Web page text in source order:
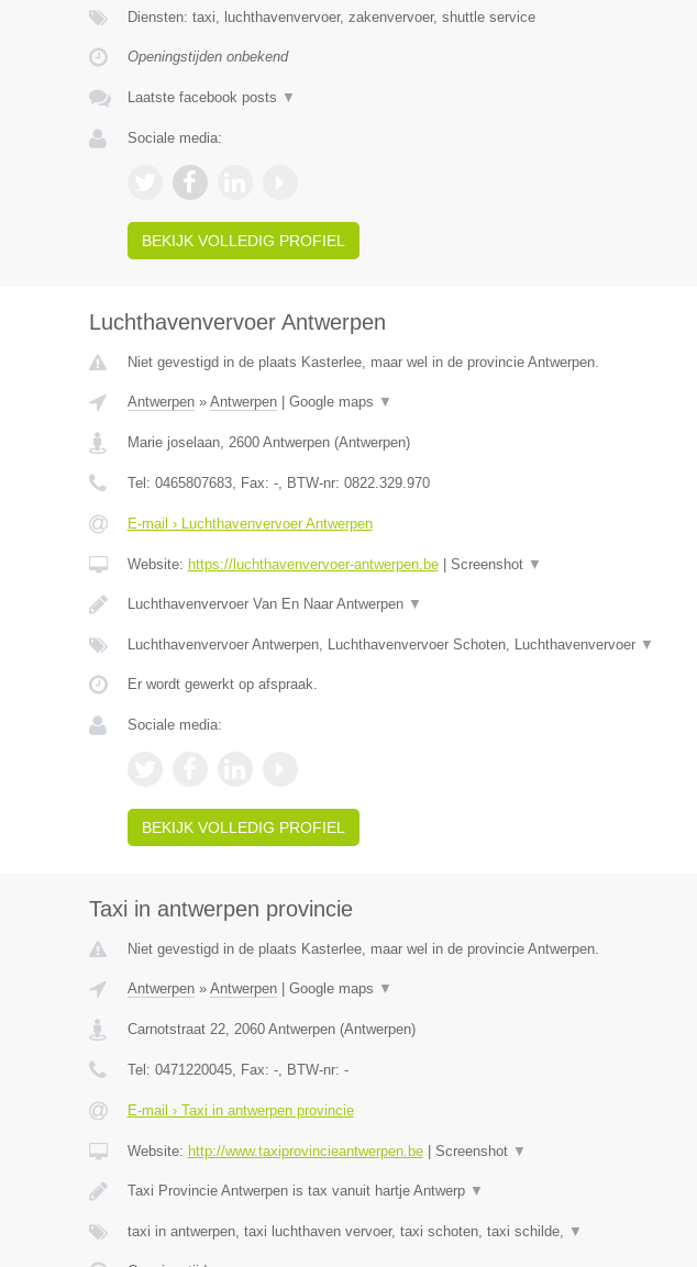
Diensten: taxi, luchthavenvervoer, zakenvervoer, shuttle service
Openingstijden onbekend
Laatste facebook posts ▼
Sociale media:
BEKIJK VOLLEDIG PROFIEL
Luchthavenvervoer Antwerpen
Niet gevestigd in de plaats Kasterlee, maar wel in de provincie Antwerpen.
Antwerpen» Antwerpen| Google maps ▼
Marie joselaan, 2600 Antwerpen(Antwerpen)
Tel: 0465807683, Fax: -, BTW-nr: 0822.329.970
E-mail › Luchthavenvervoer Antwerpen
Website: https://luchthavenvervoer-antwerpen.be| Screenshot ▼
Luchthavenvervoer Van En Naar Antwerpen ▼
Luchthavenvervoer Antwerpen, Luchthavenvervoer Schoten, Luchthavenvervoer ▼
Er wordt gewerkt op afspraak.
Sociale media:
BEKIJK VOLLEDIG PROFIEL
Taxi in antwerpen provincie
Niet gevestigd in de plaats Kasterlee, maar wel in de provincie Antwerpen.
Antwerpen» Antwerpen| Google maps ▼
Carnotstraat 22, 2060 Antwerpen(Antwerpen)
Tel: 0471220045, Fax: -, BTW-nr: -
E-mail › Taxi in antwerpen provincie
Website: http://www.taxiprovincieantwerpen.be| Screenshot ▼
Taxi Provincie Antwerpen is tax vanuit hartje Antwerp ▼
taxi in antwerpen, taxi luchthaven vervoer, taxi schoten, taxi schilde, ▼